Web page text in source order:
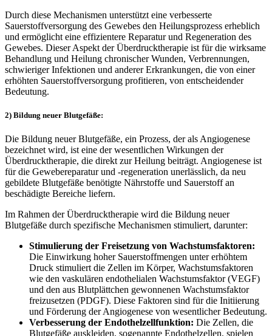
Durch diese Mechanismen unterstützt eine verbesserte
Sauerstoffversorgung des Gewebes den Heilungsprozess erheblich
und ermöglicht eine effizientere Reparatur und Regeneration des
Gewebes. Dieser Aspekt der Überdrucktherapie ist für die wirksame
Behandlung und Heilung chronischer Wunden, Verbrennungen,
schwieriger Infektionen und anderer Erkrankungen, die von einer
erhöhten Sauerstoffversorgung profitieren, von entscheidender
Bedeutung.
2) Bildung neuer Blutgefäße:
Die Bildung neuer Blutgefäße, ein Prozess, der als Angiogenese
bezeichnet wird, ist eine der wesentlichen Wirkungen der
Überdrucktherapie, die direkt zur Heilung beiträgt. Angiogenese ist
für die Gewebereparatur und -regeneration unerlässlich, da neu
gebildete Blutgefäße benötigte Nährstoffe und Sauerstoff an
beschädigte Bereiche liefern.
Im Rahmen der Überdrucktherapie wird die Bildung neuer
Blutgefäße durch spezifische Mechanismen stimuliert, darunter:
Stimulierung der Freisetzung von Wachstumsfaktoren:
Die Einwirkung hoher Sauerstoffmengen unter erhöhtem
Druck stimuliert die Zellen im Körper, Wachstumsfaktoren
wie den vaskulären endothelialen Wachstumsfaktor (VEGF)
und den aus Blutplättchen gewonnenen Wachstumsfaktor
freizusetzen (PDGF). Diese Faktoren sind für die Initiierung
und Förderung der Angiogenese von wesentlicher Bedeutung.
Verbesserung der Endothelzellfunktion: Die Zellen, die
Blutgefäße auskleiden, sogenannte Endothelzellen, spielen